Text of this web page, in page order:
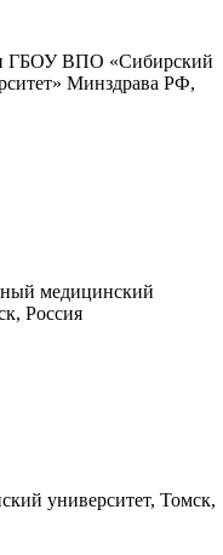
ГБОУ ВПО «Сибирский
Минздрава РФ,
медицинский
Россия
университет, Томск,